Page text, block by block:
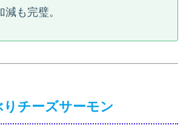
も完璧。
りチーズサーモン